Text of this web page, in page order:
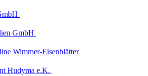
GmbH
Wimmer-Eisenblätter
Hudyma e.K.